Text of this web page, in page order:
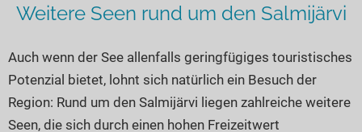
alle Länder…
Weitere Seen rund um den Salmijärvi
Auch wenn der See allenfalls geringfügiges touristisches
Potenzial bietet, lohnt sich natürlich ein Besuch der
Region: Rund um den Salmijärvi liegen zahlreiche weitere
Seen, die sich durch einen hohen Freizeitwert